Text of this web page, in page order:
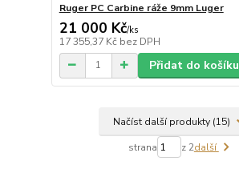
Ruger PC Carbine ráže 9mm Luger
21 000 Kč/ks
17 355,37 Kč bez DPH
Přidat do košíku
Načíst další produkty (15)
strana z 2další